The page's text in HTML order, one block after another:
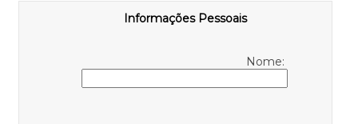
Informações Pessoais
Nome: